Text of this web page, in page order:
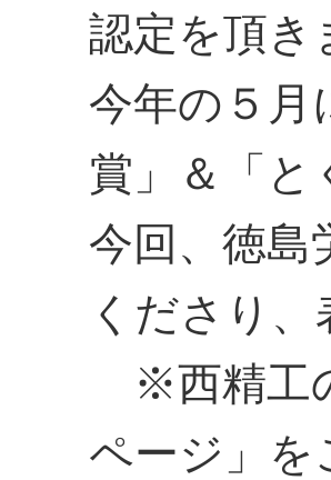
認定を頂き
今年の５月
賞」＆「と
今回、徳島
くださり
※西精工
ページ」を